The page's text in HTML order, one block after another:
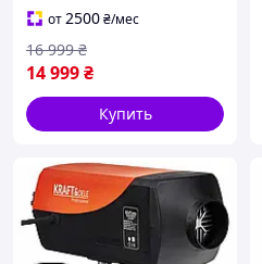
от2500₴/мес
14 999₴
16 999 ₴
Купить